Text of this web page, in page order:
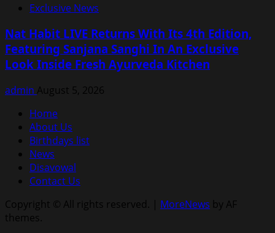
Exclusive News
Nat Habit LIVE Returns With Its 4th Edition,
Featuring Sanjana Sanghi In An Exclusive
Look Inside Fresh Ayurveda Kitchen
admin August 5, 2026
Home
About Us
Birthdays list
News
Disavowal
Contact Us
Copyright © All rights reserved. | MoreNews by AF
themes.